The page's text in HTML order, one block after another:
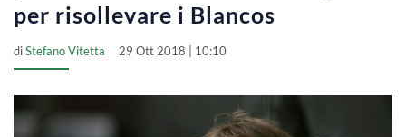
per risollevare i Blancos
diStefano Vitetta 29 Ott 2018 | 10:10